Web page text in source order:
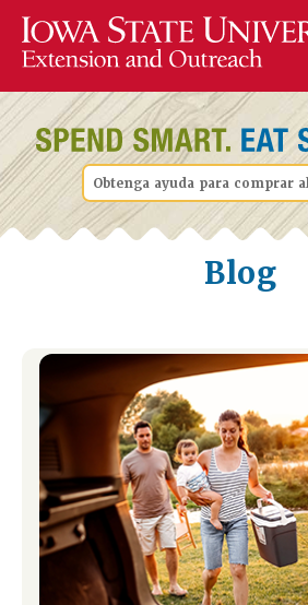
Obtenga ayuda para comprar
Blog